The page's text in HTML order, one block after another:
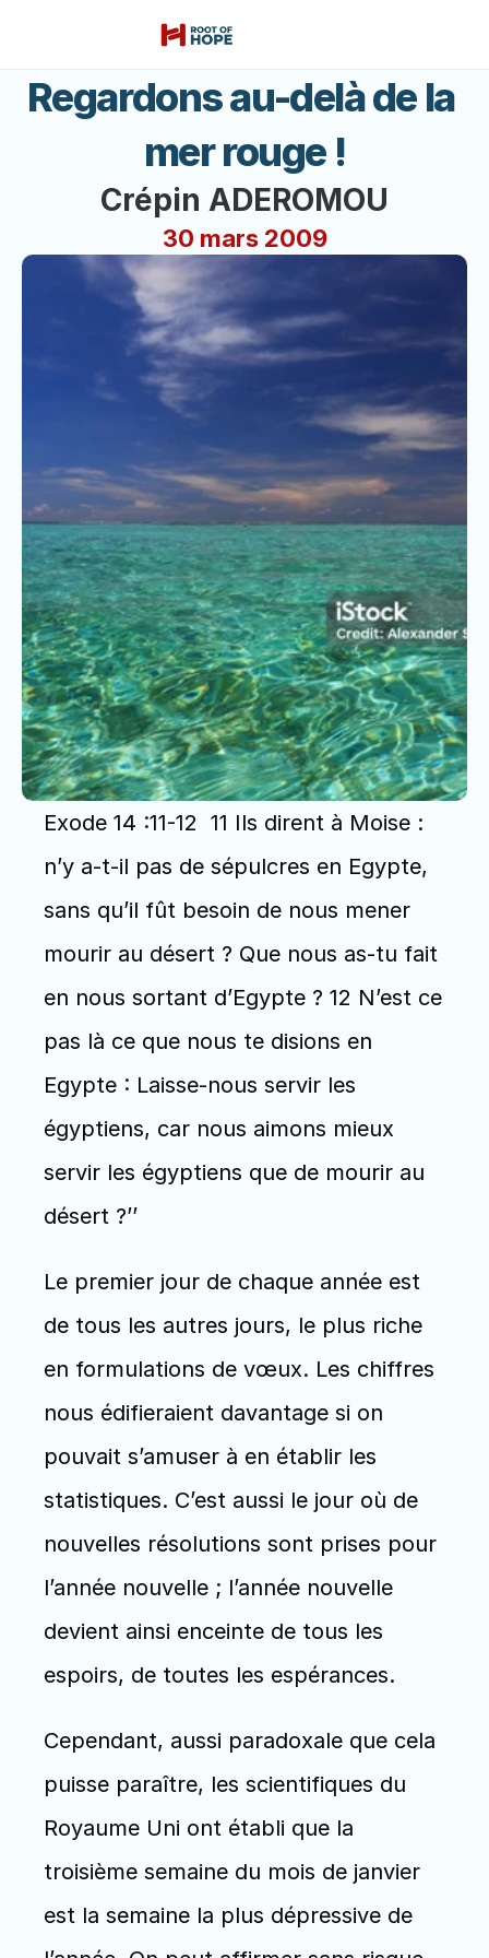
Regardons au-delà de la
mer rouge !
Crépin ADEROMOU
30 mars 2009
Exode 14 :11-12  11 Ils dirent à Moise :
n’y a-t-il pas de sépulcres en Egypte,
sans qu’il fût besoin de nous mener
mourir au désert ? Que nous as-tu fait
en nous sortant d’Egypte ? 12 N’est ce
pas là ce que nous te disions en
Egypte : Laisse-nous servir les
égyptiens, car nous aimons mieux
servir les égyptiens que de mourir au
désert ?’’
Le premier jour de chaque année est
de tous les autres jours, le plus riche
en formulations de vœux. Les chiffres
nous édifieraient davantage si on
pouvait s’amuser à en établir les
statistiques. C’est aussi le jour où de
nouvelles résolutions sont prises pour
l’année nouvelle ; l’année nouvelle
devient ainsi enceinte de tous les
espoirs, de toutes les espérances.
Cependant, aussi paradoxale que cela
puisse paraître, les scientifiques du
Royaume Uni ont établi que la
troisième semaine du mois de janvier
est la semaine la plus dépressive de